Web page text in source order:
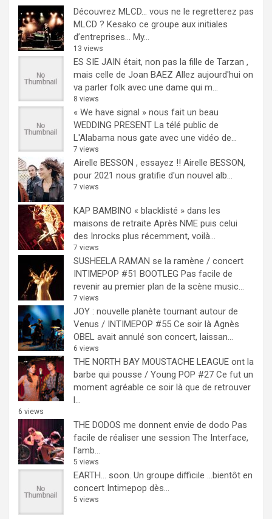
Découvrez MLCD… vous ne le regretterez pas
MLCD ? Kesako ce groupe aux initiales
d’entreprises… My...
13 views
ES SIE JAIN était, non pas la fille de Tarzan ,
mais celle de Joan BAEZ Allez aujourd'hui on
va parler folk avec une dame qui m...
8 views
« We have signal » nous fait un beau
WEDDING PRESENT La télé public de
L'Alabama nous gate avec une vidéo de...
7 views
Airelle BESSON , essayez !! Airelle BESSON,
pour 2021 nous gratifie d'un nouvel alb...
7 views
KAP BAMBINO « blacklisté » dans les
maisons de retraite Après NME puis celui
des Inrocks plus récemment, voilà...
7 views
SUSHEELA RAMAN se la ramène / concert
INTIMEPOP #51 BOOTLEG Pas facile de
revenir au premier plan de la scène music...
7 views
JOY : nouvelle planète tournant autour de
Venus / INTIMEPOP #55 Ce soir là Agnès
OBEL avait annulé son concert, laissan...
6 views
THE NORTH BAY MOUSTACHE LEAGUE ont la
barbe qui pousse / Young POP #27 Ce fut un
moment agréable ce soir là que de retrouver
l...
6 views
THE DODOS me donnent envie de dodo Pas
facile de réaliser une session The Interface,
l'amb...
5 views
EARTH… soon. Un groupe difficile ...bientôt en
concert Intimepop dès...
5 views